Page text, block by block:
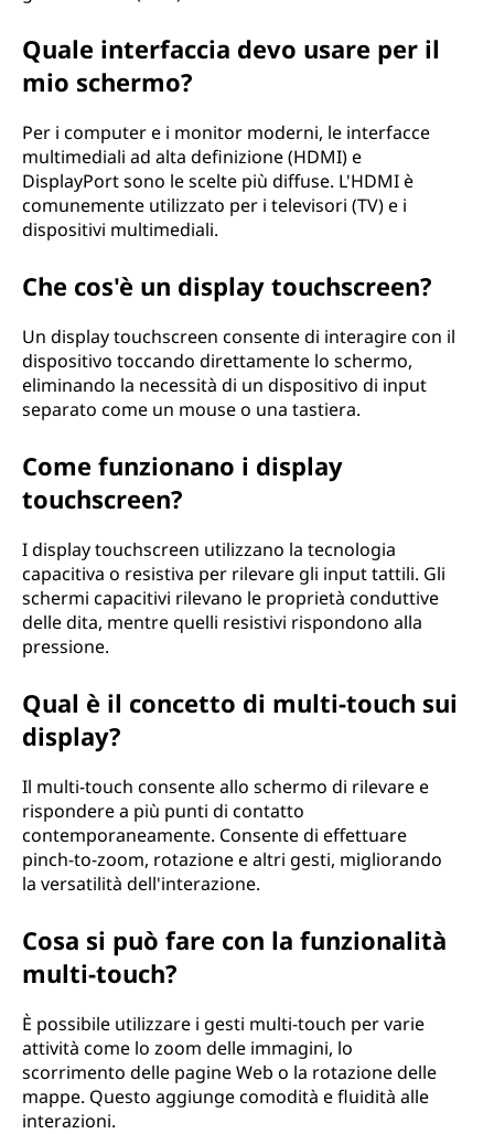
Quale interfaccia devo usare per il
mio schermo?
Per i computer e i monitor moderni, le interfacce
multimediali ad alta definizione (HDMI) e
DisplayPort sono le scelte più diffuse. L'HDMI è
comunemente utilizzato per i televisori (TV) e i
dispositivi multimediali.
Che cos'è un display touchscreen?
Un display touchscreen consente di interagire con il
dispositivo toccando direttamente lo schermo,
eliminando la necessità di un dispositivo di input
separato come un mouse o una tastiera.
Come funzionano i display
touchscreen?
I display touchscreen utilizzano la tecnologia
capacitiva o resistiva per rilevare gli input tattili. Gli
schermi capacitivi rilevano le proprietà conduttive
delle dita, mentre quelli resistivi rispondono alla
pressione.
Qual è il concetto di multi-touch sui
display?
Il multi-touch consente allo schermo di rilevare e
rispondere a più punti di contatto
contemporaneamente. Consente di effettuare
pinch-to-zoom, rotazione e altri gesti, migliorando
la versatilità dell'interazione.
Cosa si può fare con la funzionalità
multi-touch?
È possibile utilizzare i gesti multi-touch per varie
attività come lo zoom delle immagini, lo
scorrimento delle pagine Web o la rotazione delle
mappe. Questo aggiunge comodità e fluidità alle
interazioni.